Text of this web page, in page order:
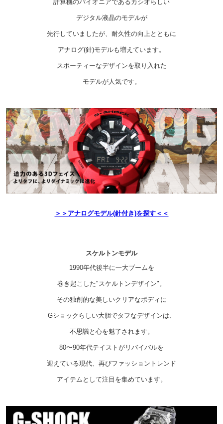
計算機のパイオニアであるカシオらしい
デジタル液晶のモデルが
先行していましたが、耐久性の向上とともに
アナログ(針)モデルも増えています。
スポーティーなデザインを取り入れた
モデルが人気です。
＞＞アナログモデル(針付き)を探す＜＜
スケルトンモデル
1990年代後半に一大ブームを
巻き起こした"スケルトンデザイン"。
その独創的な美しいクリアなボディに
Gショックらしい大胆でタフなデザインは、
不思議と心を魅了されます。
80〜90年代テイストがリバイバルを
迎えている現代、再びファッショントレンド
アイテムとして注目を集めています。